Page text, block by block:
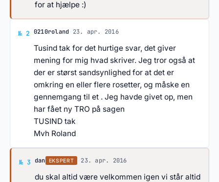
for at hjælpe :)
№ 2 Svar af 0210roland
0210roland· 23. apr. 2016
Tusind tak for det hurtige svar, det giver
mening for mig hvad skriver. Jeg tror også at
der er størst sandsynlighed for at det er
omkring en eller flere rosetter, og måske en
gennemgang til et . Jeg havde givet op, men
har fået ny TRO på sagen
TUSIND tak
Mvh Roland
№ 3 Svar af dan
dan EKSPERT 23. apr. 2016
du skal altid være velkommen igen vi står altid